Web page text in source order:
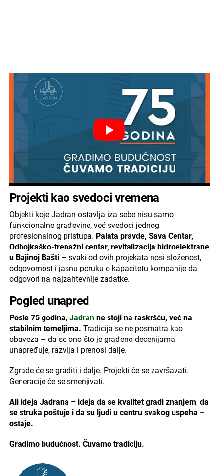
Projekti kao svedoci vremena
Objekti koje Jadran ostavlja iza sebe nisu samo
funkcionalne građevine, već svedoci jednog
profesionalnog pristupa. Palata pravde, Sava Centar,
Odbojkaško-trenažni centar, revitalizacija hidroelektrane
u Bajinoj Bašti – svaki od ovih projekata nosi složenost,
odgovornost i jasnu poruku o kapacitetu kompanije da
odgovori na najzahtevnije zadatke.
Pogled unapred
Posle 75 godina, Jadranne stoji na raskršću, već na
stabilnim temeljima. Tradicija se ne posmatra kao
obaveza – da se ono što je građeno decenijama
unapređuje, razvija i prenosi dalje.
Zgrade će se graditi i dalje. Projekti će se završavati.
Generacije će se smenjivati.
Ali ideja Jadrana – ideja da se kvalitet gradi znanjem, da
se struka poštuje i da su ljudi u centru svakog uspeha –
ostaje.
Gradimo budućnost. Čuvamo tradiciju.